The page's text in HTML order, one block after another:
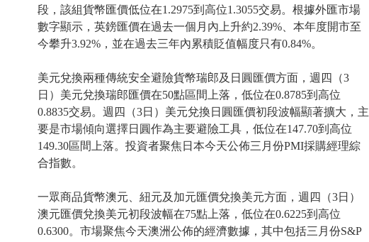
段，該組貨幣匯價低位在1.2975到高位1.3055交易。根據外匯市場
數字顯示，英鎊匯價在過去一個月內上升約2.39%、本年度開市至
今攀升3.92%，並在過去三年內累積貶值幅度只有0.84%。
美元兌換兩種傳統安全避險貨幣瑞郎及日圓匯價方面，週四（3
日）美元兌換瑞郎匯價在50點區間上落，低位在0.8785到高位
0.8835交易。週四（3日）美元兌換日圓匯價初段波幅顯著擴大，主
要是市場傾向選擇日圓作為主要避險工具，低位在147.70到高位
149.30區間上落。投資者聚焦日本今天公佈三月份PMI採購經理綜
合指數。
一眾商品貨幣澳元、紐元及加元匯價兌換美元方面，週四（3日）
澳元匯價兌換美元初段波幅在75點上落，低位在0.6225到高位
0.6300。市場聚焦今天澳洲公佈的經濟數據，其中包括三月份S&P